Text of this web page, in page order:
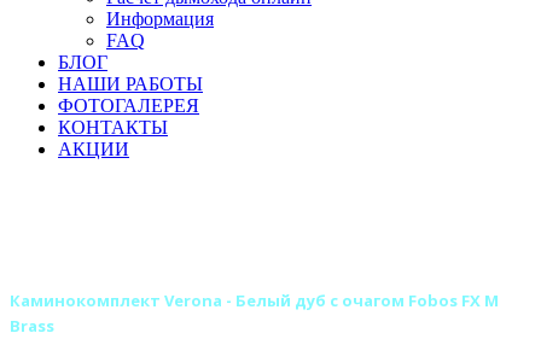
Информация
FAQ
БЛОГ
НАШИ РАБОТЫ
ФОТОГАЛЕРЕЯ
КОНТАКТЫ
АКЦИИ
Каминокомплект Verona - Белый дуб с очагом Fobos FX M
Brass